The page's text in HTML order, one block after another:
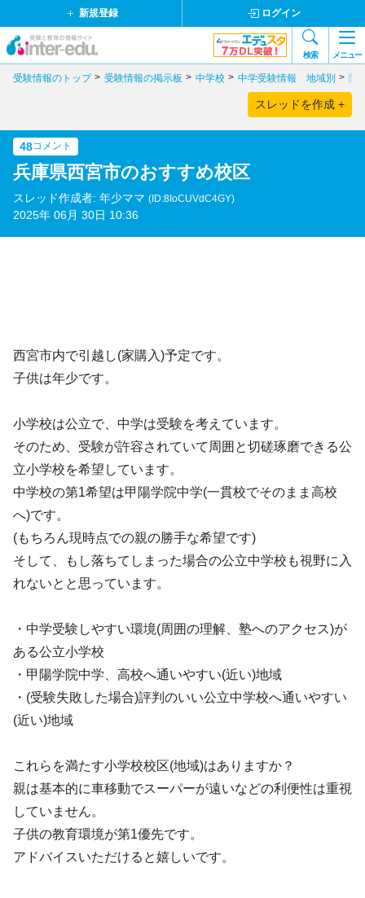
新規登録 ログイン
検索 メニュー
受験情報のトップ 受験情報の掲示板 中学校 中学受験情報 地域別 関
スレッドを作成 +
48コメント
兵庫県西宮市のおすすめ校区
スレッド作成者: 年少ママ (ID:8IoCUVdC4GY)
2025年 06月 30日 10:36
西宮市内で引越し(家購入)予定です。
子供は年少です。
小学校は公立で、中学は受験を考えています。
そのため、受験が許容されていて周囲と切磋琢磨できる公
立小学校を希望しています。
中学校の第1希望は甲陽学院中学(一貫校でそのまま高校
へ)です。
(もちろん現時点での親の勝手な希望です)
そして、もし落ちてしまった場合の公立中学校も視野に入
れないとと思っています。
・中学受験しやすい環境(周囲の理解、塾へのアクセス)が
ある公立小学校
・甲陽学院中学、高校へ通いやすい(近い)地域
・(受験失敗した場合)評判のいい公立中学校へ通いやすい
(近い)地域
これらを満たす小学校校区(地域)はありますか？
親は基本的に車移動でスーパーが遠いなどの利便性は重視
していません。
子供の教育環境が第1優先です。
アドバイスいただけると嬉しいです。